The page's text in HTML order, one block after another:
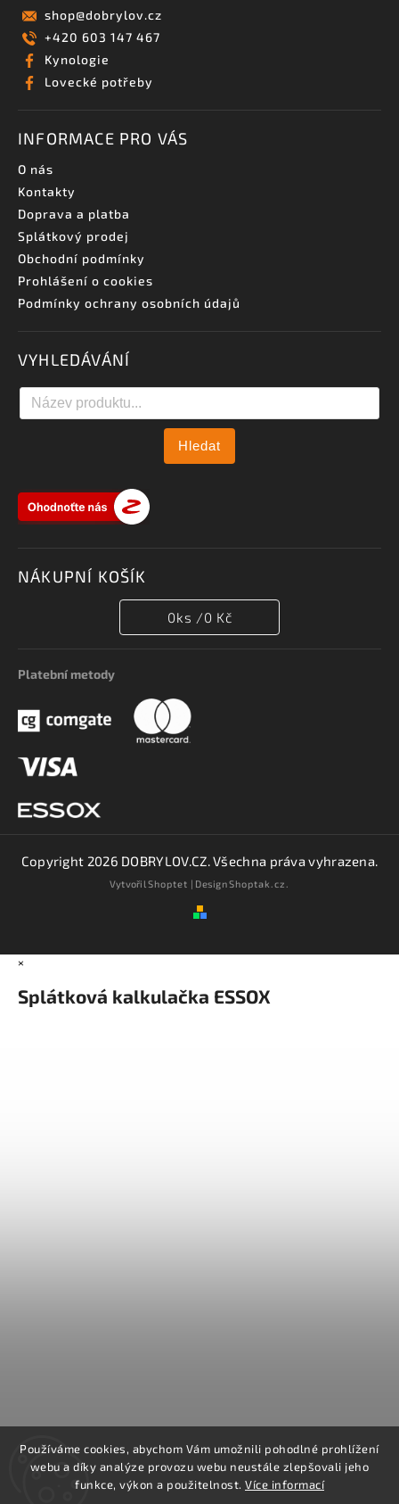
Používáme cookies, abychom Vám umožnili pohodlné prohlížení
webu a díky analýze provozu webu neustále zlepšovali jeho
funkce, výkon a použitelnost. Více informací
shop@dobrylov.cz
+420 603 147 467
Kynologie
Lovecké potřeby
INFORMACE PRO VÁS
O nás
Kontakty
Doprava a platba
Splátkový prodej
Obchodní podmínky
Prohlášení o cookies
Podmínky ochrany osobních údajů
VYHLEDÁVÁNÍ
Hledat
NÁKUPNÍ KOŠÍK
0ks /0 Kč
Platební metody
Copyright 2026 DOBRYLOV.CZ. Všechna práva vyhrazena.
VytvořilShoptet | DesignShoptak.cz.
×
Splátková kalkulačka ESSOX